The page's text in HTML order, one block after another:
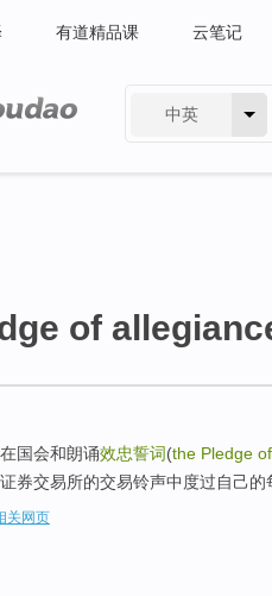
有道精品课 云笔记
中英
of
国会和朗诵效忠誓词(the Pledge
券交易所的交易铃声中度过自己的
关网页